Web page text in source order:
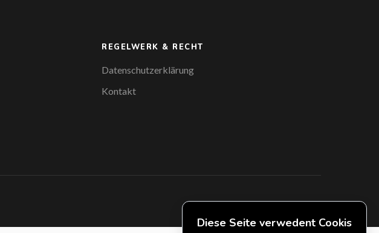
REGELWERK & RECHT
Datenschutzerklärung
Kontakt
Diese Seite verwedent Cookis